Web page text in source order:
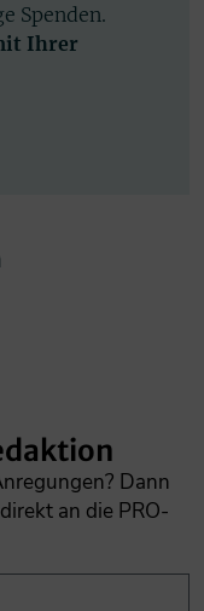
Spenden.
Ihrer
Dann
an die PRO-